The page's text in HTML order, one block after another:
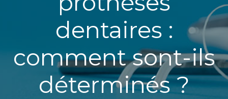
dentaires :
comment sont-ils
déterminés ?